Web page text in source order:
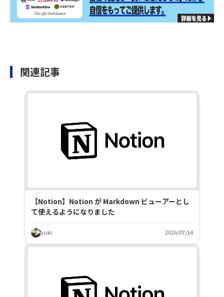
関連記事
【Notion】Notion が Markdown ビューアーとし
て使えるようになりました
yuki 2026/07/14